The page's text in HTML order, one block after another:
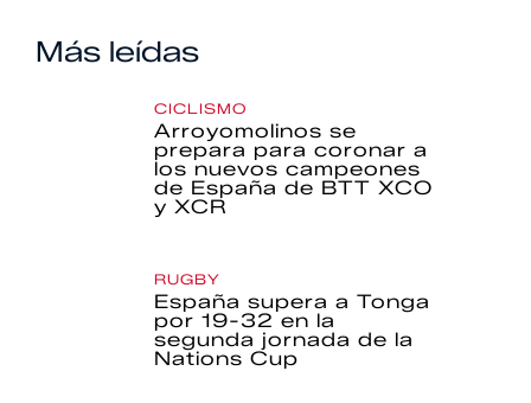
Más leídas
CICLISMO
Arroyomolinos se
prepara para coronar a
los nuevos campeones
de España de BTT XCO
y XCR
RUGBY
España supera a Tonga
por 19-32 en la
segunda jornada de la
Nations Cup